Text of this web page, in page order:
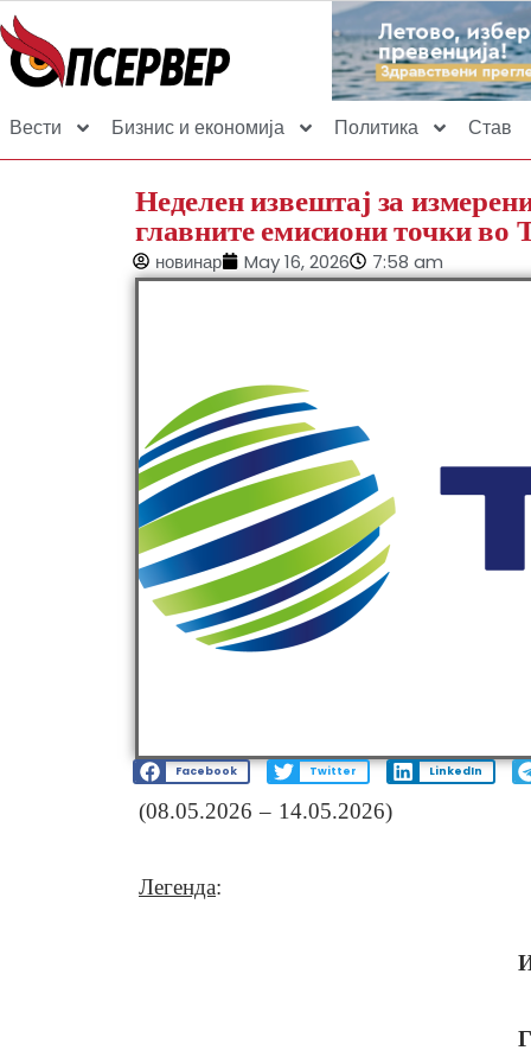
Вести Бизнис и економија Политика Став
Неделен извештај за
главните емисиони точки
новинар May 16, 2026 7:58 am
Facebook Twitter LinkedIn
(08.05.2026 – 14.05.2026)
Легенда: